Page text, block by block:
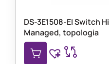
DS-3E1508-EI Switch
Managed, topologia